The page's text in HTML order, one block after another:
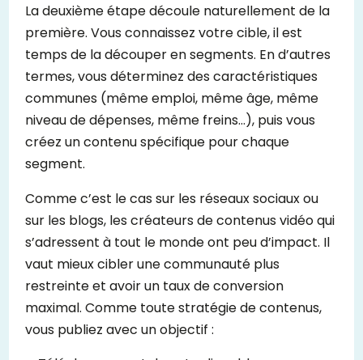
La deuxième étape découle naturellement de la
première. Vous connaissez votre cible, il est
temps de la découper en segments. En d’autres
termes, vous déterminez des caractéristiques
communes (même emploi, même âge, même
niveau de dépenses, même freins…), puis vous
créez un contenu spécifique pour chaque
segment.
Comme c’est le cas sur les réseaux sociaux ou
sur les blogs, les créateurs de contenus vidéo qui
s’adressent à tout le monde ont peu d’impact. Il
vaut mieux cibler une communauté plus
restreinte et avoir un taux de conversion
maximal. Comme toute stratégie de contenus,
vous publiez avec un objectif :